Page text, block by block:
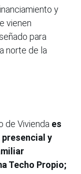
y
vienen
para
norte de la
de Vivienda es
y
Techo Propio;